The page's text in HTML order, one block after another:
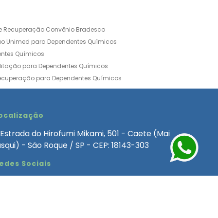
Recuperação Convênio Bradesco
Unimed para Dependentes Químicos
Químicos
para Dependentes Químicos
para Dependentes Químicos
Convênio Médico SulAmérica
de Recuperação Alcoolismo
Clínica de Recuperação para Alcoólatra
Químicos
Clinica Dependencia Quimica
para Dependentes Quimicos
Químicos Particular
Estrada do Hirofumi Mikami, 501 - Caete (Mai
- São Roque / SP - CEP: 18143-303
Sociais